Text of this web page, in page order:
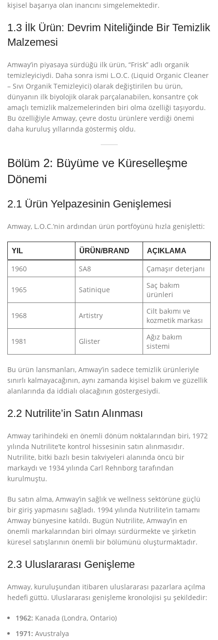
kişisel başarıya olan inancını simgelemektedir.
1.3 İlk Ürün: Devrim Niteliğinde Bir Temizlik
Malzemesi
Amway’in piyasaya sürdüğü ilk ürün, “Frisk” adlı organik
temizleyiciydi. Daha sonra ismi L.O.C. (Liquid Organic Cleaner
– Sıvı Organik Temizleyici) olarak değiştirilen bu ürün,
dünyanın ilk biyolojik olarak parçalanabilen, konsantre çok
amaçlı temizlik malzemelerinden biri olma özelliği taşıyordu.
Bu özelliğiyle Amway, çevre dostu ürünlere verdiği önemi
daha kuruluş yıllarında göstermiş oldu.
Bölüm 2: Büyüme ve Küreselleşme
Dönemi
2.1 Ürün Yelpazesinin Genişlemesi
Amway, L.O.C.’nin ardından ürün portföyünü hızla genişletti:
YIL ÜRÜN/BRAND AÇIKLAMA
1960 SA8 Çamaşır deterjanı
1965 Satinique
Saç bakım
ürünleri
1968 Artistry
Cilt bakımı ve
kozmetik markası
1981 Glister
Ağız bakım
sistemi
Bu ürün lansmanları, Amway’in sadece temizlik ürünleriyle
sınırlı kalmayacağının, aynı zamanda kişisel bakım ve güzellik
alanlarında da iddialı olacağının göstergesiydi.
2.2 Nutrilite’in Satın Alınması
Amway tarihindeki en önemli dönüm noktalarından biri, 1972
yılında Nutrilite’te kontrol hissesinin satın alınmasıdır.
Nutrilite, bitki bazlı besin takviyeleri alanında öncü bir
markaydı ve 1934 yılında Carl Rehnborg tarafından
kurulmuştu.
Bu satın alma, Amway’in sağlık ve wellness sektörüne güçlü
bir giriş yapmasını sağladı. 1994 yılında Nutrilite’in tamamı
Amway bünyesine katıldı. Bugün Nutrilite, Amway’in en
önemli markalarından biri olmayı sürdürmekte ve şirketin
küresel satışlarının önemli bir bölümünü oluşturmaktadır.
2.3 Uluslararası Genişleme
Amway, kuruluşundan itibaren uluslararası pazarlara açılma
hedefi güttü. Uluslararası genişleme kronolojisi şu şekildedir:
1962: Kanada (Londra, Ontario)
1971: Avustralya